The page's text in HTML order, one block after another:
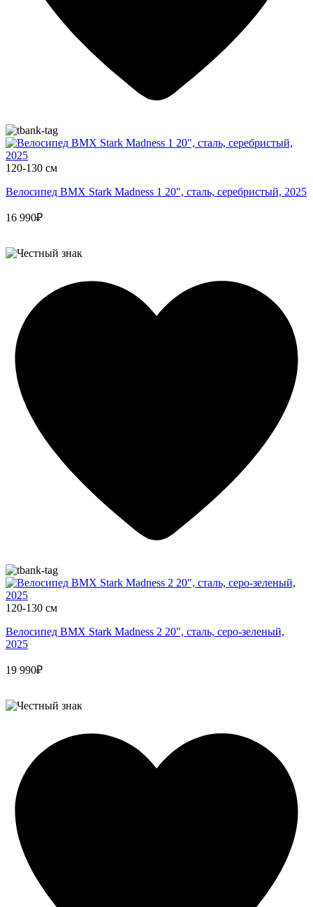
120-130 см
Велосипед BMX Stark Madness 1 20", сталь, серебристый, 2025
16 990₽
120-130 см
Велосипед BMX Stark Madness 2 20", сталь, серо-зеленый,
2025
19 990₽